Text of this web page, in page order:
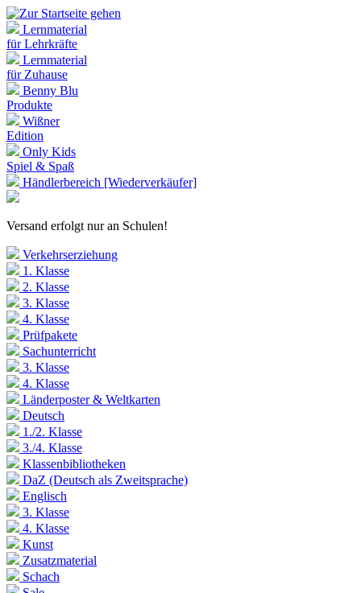
Lernmaterial
für Lehrkräfte
Lernmaterial
für Zuhause
Benny Blu
Produkte
Wißner
Edition
Only Kids
Spiel & Spaß
Händlerbereich [Wiederverkäufer]
Versand erfolgt nur an Schulen!
Verkehrserziehung
1. Klasse
2. Klasse
3. Klasse
4. Klasse
Prüfpakete
Sachunterricht
3. Klasse
4. Klasse
Länderposter & Weltkarten
Deutsch
1./2. Klasse
3./4. Klasse
Klassenbibliotheken
DaZ (Deutsch als Zweitsprache)
Englisch
3. Klasse
4. Klasse
Kunst
Zusatzmaterial
Schach